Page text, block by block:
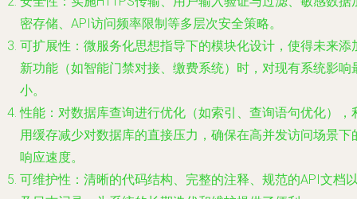
密存储、API访问频率限制等多层次安全策略。
可扩展性 ：微服务化思想指导下的模块化设计，使得未来添
新功能（如智能门禁对接、缴费系统）时，对现有系统影响
小。
性能 ：对数据库查询进行优化（如索引、查询语句优化），
用缓存减少对数据库的直接压力，确保在高并发访问场景下
响应速度。
可维护性 ：清晰的代码结构、完整的注释、规范的API文档